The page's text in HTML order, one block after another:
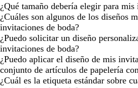
¿Qué tamaño debería elegir para
¿Cuáles son algunos de los diseños
invitaciones de boda?
¿Puedo solicitar un diseño
invitaciones de boda?
¿Puedo aplicar el diseño de mis
conjunto de artículos de papelería
¿Cuál es la etiqueta estándar sobre